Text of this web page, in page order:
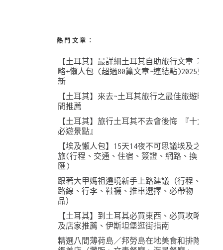
熱門文章︰
【土耳其】最詳細土耳其自助旅行文章 攻
略+懶人包 (超過80篇文章~連結點)2025更
新
【土耳其】來去~土耳其旅行之最佳旅遊時
間推薦
【土耳其】旅行土耳其不去會後悔 『十大
必遊景點』
【埃及懶人包】15天14夜不可思議埃及之
旅(行程、交通、住宿、簽證、網路、換
匯)
跟著大甲媽祖遶境新手上路建議（行程、
路線、行李、鞋襪、推車選擇、必帶物
品）
【土耳其】到土耳其必買東西、必買攻略
及店家推薦、伊斯坦堡逛街指南
精選八間薄荷島／邦勞島在地美食和排隊